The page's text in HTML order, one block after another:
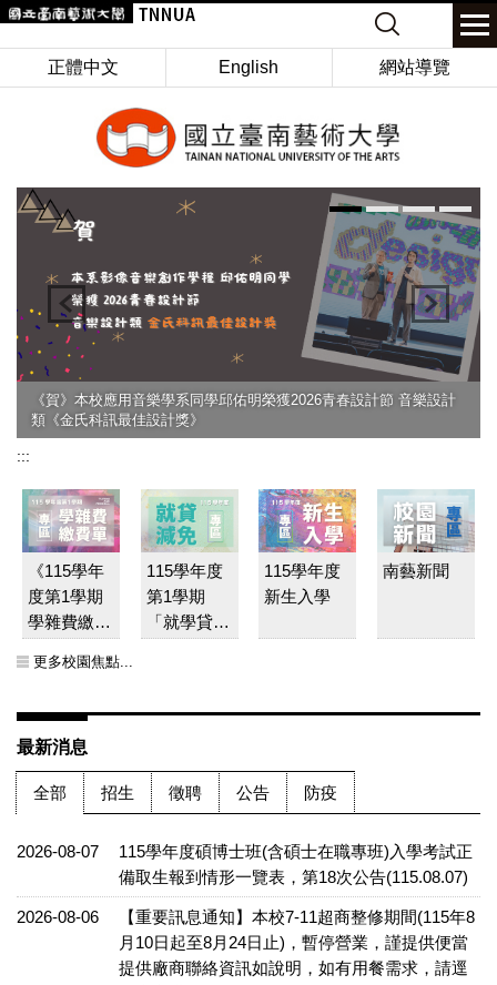
跳
要
正體中文 English 網站導覽
Keyword
《賀》本校應用音樂學系同學邱佑明榮獲2026青春設計節 音樂設計
類《金氏科訊最佳設計獎》
:::
《115學年
度第1學期
學雜費繳費
線上列印
115學年度
第1學期
「就學貸款
115學年度
新生入學
南藝新聞
更多校園焦點...
最新消息
全部 招生 徵聘 公告 防疫
2026-08-07
115學年度碩博士班(含碩士在職專班)入學考試正
備取生報到情形一覽表，第18次公告(115.08.07)
2026-08-06
【重要訊息通知】本校7-11超商整修期間(115年8
月10日起至8月24日止)，暫停營業，謹提供便當
提供廠商聯絡資訊如說明，如有用餐需求，請逕